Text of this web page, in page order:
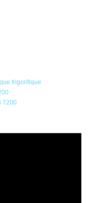
frigorifique
7200